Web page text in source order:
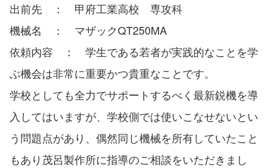
出前先 ： 甲府工業高校 専攻科
機械名 ： マザックQT250MA
依頼内容 ： 学生である若者が実践的なことを学
ぶ機会は非常に重要かつ貴重なことです。
学校としても全力でサポートするべく最新鋭機を導
入してはいますが、学校側では使いこなせないとい
う問題点があり、偶然同じ機械を所有していたこと
もあり茂呂製作所に指導のご相談をいただきまし